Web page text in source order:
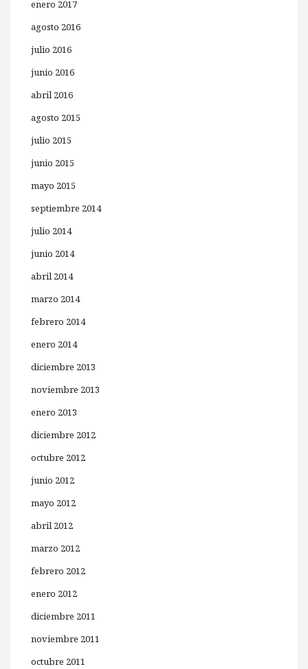
enero 2017
agosto 2016
julio 2016
junio 2016
abril 2016
agosto 2015
julio 2015
junio 2015
mayo 2015
septiembre 2014
julio 2014
junio 2014
abril 2014
marzo 2014
febrero 2014
enero 2014
diciembre 2013
noviembre 2013
enero 2013
diciembre 2012
octubre 2012
junio 2012
mayo 2012
abril 2012
marzo 2012
febrero 2012
enero 2012
diciembre 2011
noviembre 2011
octubre 2011